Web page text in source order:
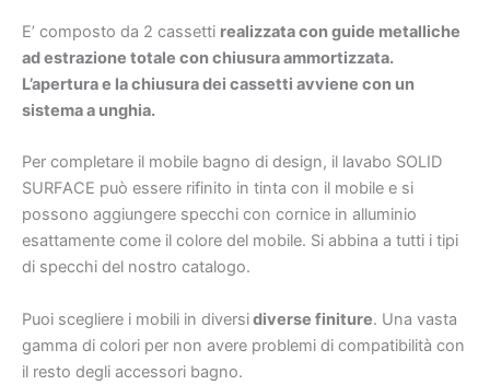
E’ composto da 2 cassetti realizzata con guide metalliche
ad estrazione totale con chiusura ammortizzata.
L’apertura e la chiusura dei cassetti avviene con un
sistema a unghia.
Per completare il mobile bagno di design, il lavabo SOLID
SURFACE può essere rifinito in tinta con il mobile e si
possono aggiungere specchi con cornice in alluminio
esattamente come il colore del mobile. Si abbina a tutti i tipi
di specchi del nostro catalogo.
Puoi scegliere i mobili in diversidiverse finiture. Una vasta
gamma di colori per non avere problemi di compatibilità con
il resto degli accessori bagno.